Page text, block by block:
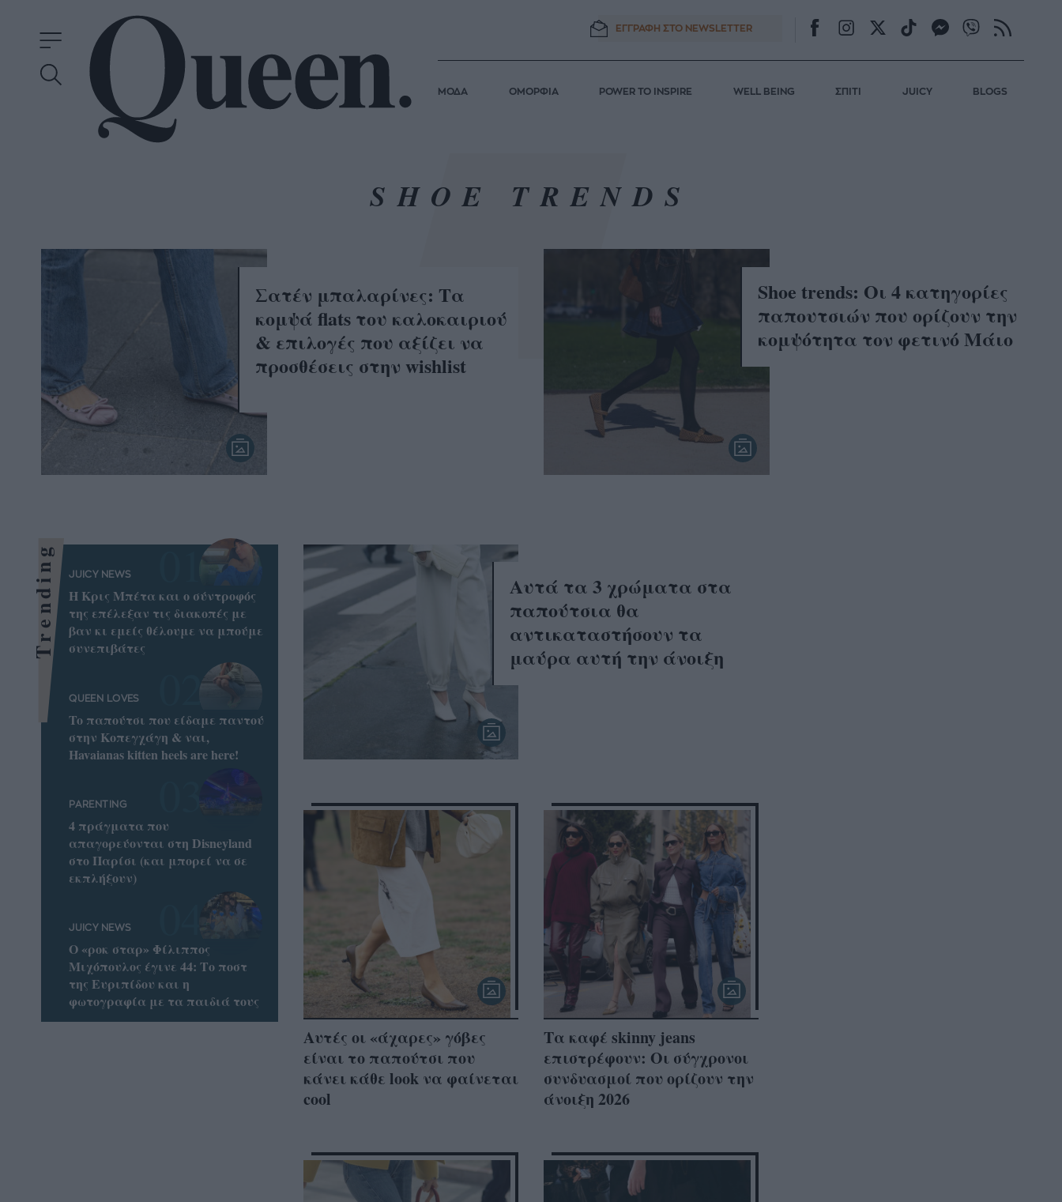
ΕΓΓΡΑΦΗ ΣΤΟ NEWSLETTER
ΜΟΔΑ ΟΜΟΡΦΙΑ POWER TO INSPIRE WELL BEING ΣΠΙΤΙ JUICY BLOGS
SHOE TRENDS
Σατέν μπαλαρίνες: Τα
κομψά flats του καλοκαιριού
& επιλογές που αξίζει να
προσθέσεις στην wishlist
Shoe trends: Οι 4 κατηγορίες
παπουτσιών που ορίζουν την
κομψότητα τον φετινό Μάιο
Αυτά τα 3 χρώματα στα
παπούτσια θα
αντικαταστήσουν τα
μαύρα αυτή την άνοιξη
Αυτές οι «άχαρες» γόβες
είναι το παπούτσι που
κάνει κάθε look να φαίνεται
cool
Τα καφέ skinny jeans
επιστρέφουν: Οι σύγχρονοι
συνδυασμοί που ορίζουν την
άνοιξη 2026
Trending JUICY NEWS
Η Κρις Μπέτα και ο σύντροφός
της επέλεξαν τις διακοπές με
βαν κι εμείς θέλουμε να μπούμε
συνεπιβάτες
QUEEN LOVES
To παπούτσι που είδαμε παντού
στην Κοπεγχάγη & ναι,
Havaianas kitten heels are here!
PARENTING
4 πράγματα που
απαγορεύονται στη Disneyland
στο Παρίσι (και μπορεί να σε
εκπλήξουν)
JUICY NEWS
Ο «ροκ σταρ» Φίλιππος
Μιχόπουλος έγινε 44: Το ποστ
της Ευριπίδου και η
φωτογραφία με τα παιδιά τους